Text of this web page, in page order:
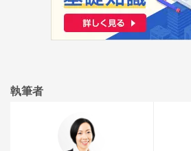
執筆者